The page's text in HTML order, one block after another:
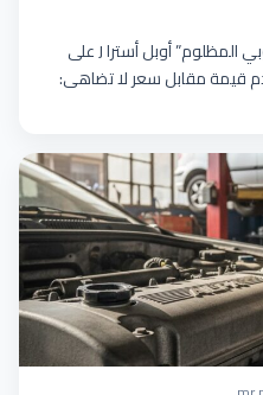
أهلاً بكم في افتتاحية سلسلة “الأوروبي المظلوم” أوبل أسترا J على
قيمة مقابل سعر لا تضاهى: